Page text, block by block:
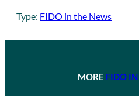
Type: FIDO in the News
MORE FIDO